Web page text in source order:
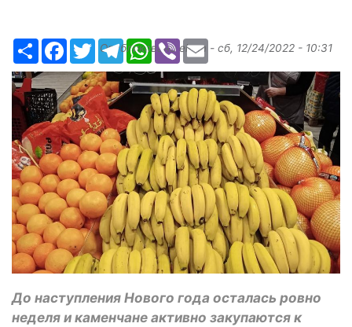
РесурсFacebook
TwitterTelegramWhatsApp
ViberEmail
Опубликовано elena - сб, 12/24/2022 - 10:31
До наступления Нового года осталась ровно
неделя и каменчане активно закупаются к